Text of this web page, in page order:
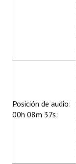
Posición de audio:
00h 08m 37s: